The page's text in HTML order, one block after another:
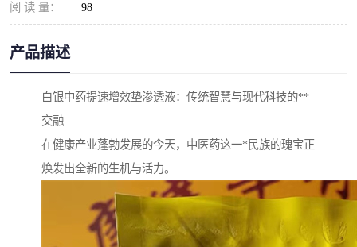
阅 读 量： 98
产品描述
白银中药提速增效垫渗透液：传统智慧与现代科技的**
交融
在健康产业蓬勃发展的今天，中医药这一*民族的瑰宝正
焕发出全新的生机与活力。